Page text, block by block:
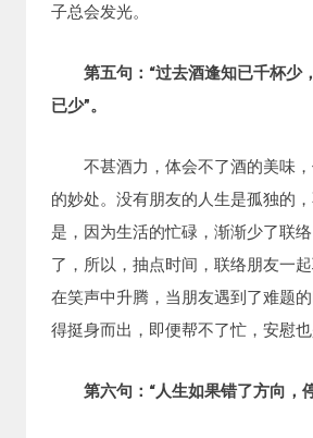
子总会发光。
第五句：“过去酒逢知已千杯少
已少”。
不甚酒力，体会不了酒的美味，
的妙处。没有朋友的人生是孤独的
是，因为生活的忙碌，渐渐少了联
了，所以，抽点时间，联络朋友一
在笑声中升腾，当朋友遇到了难题
得挺身而出，即便帮不了忙，安慰也
第六句：“人生如果错了方向，停